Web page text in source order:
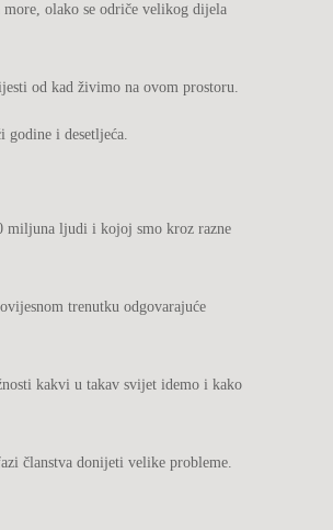
olako se odriče velikog dijela
od kad živimo na ovom prostoru.
godine i desetljeća.
miljuna ljudi i kojoj smo kroz razne
trenutku odgovarajuće
kakvi u takav svijet idemo i kako
članstva donijeti velike probleme.